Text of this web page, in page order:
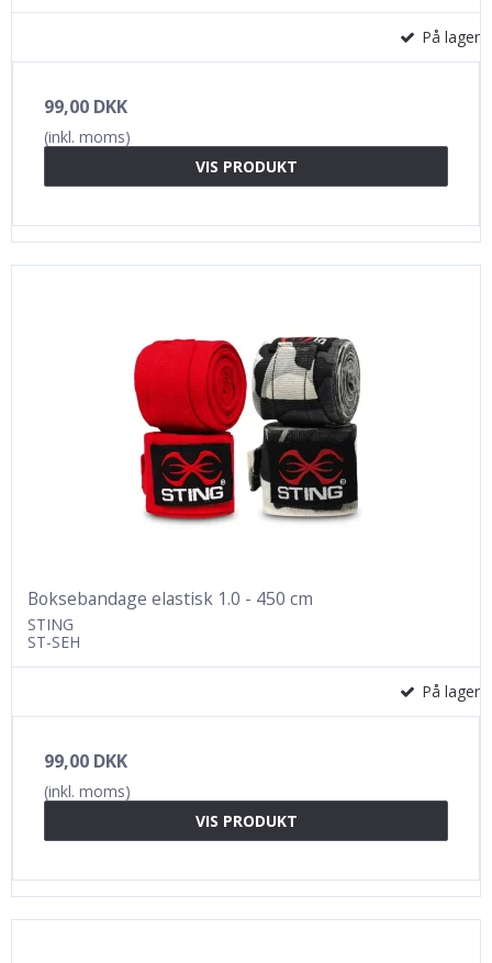
På lager
99,00 DKK
(inkl. moms)
VIS PRODUKT
Boksebandage elastisk 1.0 - 450 cm
STING
ST-SEH
På lager
99,00 DKK
(inkl. moms)
VIS PRODUKT